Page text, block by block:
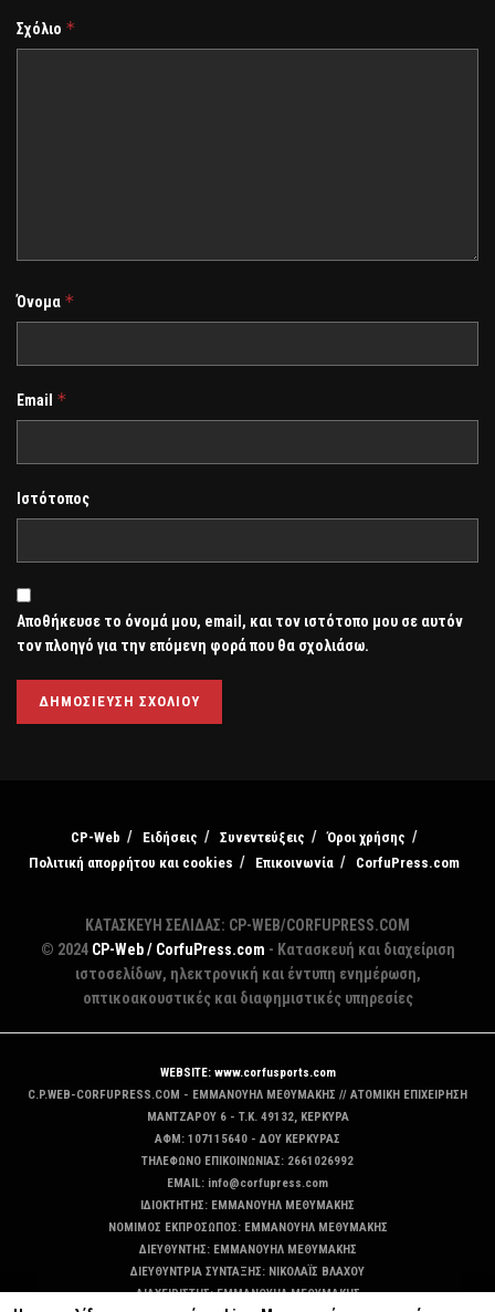
Σχόλιο *
Όνομα *
Email *
Ιστότοπος
Αποθήκευσε το όνομά μου, email, και τον ιστότοπο μου σε αυτόν
τον πλοηγό για την επόμενη φορά που θα σχολιάσω.
CP-Web Ειδήσεις Συνεντεύξεις
Όροι χρήσης
Πολιτική απορρήτου και cookies
Επικοινωνία CorfuPress.com
ΚΑΤΑΣΚΕΥΗ ΣΕΛΙΔΑΣ: CP-WEB/CORFUPRESS.COM
© 2024 CP-Web / CorfuPress.com - Κατασκευή και διαχείριση
ιστοσελίδων, ηλεκτρονική και έντυπη ενημέρωση,
οπτικοακουστικές και διαφημιστικές υπηρεσίες
WEBSITE: www.corfusports.com
C.P.WEB-CORFUPRESS.COM - ΕΜΜΑΝΟΥΗΛ ΜΕΘΥΜΑΚΗΣ // ΑΤΟΜΙΚΗ ΕΠΙΧΕΙΡΗΣΗ
MANTZAΡΟΥ 6 - T.K. 49132, ΚΕΡΚΥΡΑ
ΑΦΜ: 107115640 - ΔΟΥ ΚΕΡΚΥΡΑΣ
ΤΗΛΕΦΩΝΟ ΕΠΙΚΟΙΝΩΝΙΑΣ: 2661026992
EMAIL: info@corfupress.com
ΙΔΙΟΚΤΗΤΗΣ: EMMANOYΗΛ ΜΕΘΥΜΑΚΗΣ
ΝΟΜΙΜΟΣ ΕΚΠΡΟΣΩΠΟΣ: EMMANOYΗΛ ΜΕΘΥΜΑΚΗΣ
ΔΙΕΥΘΥΝΤΗΣ: EMMANOYΗΛ ΜΕΘΥΜΑΚΗΣ
ΔΙΕΥΘΥΝΤΡΙΑ ΣΥΝΤΑΞΗΣ: ΝΙΚΟΛΑΪΣ ΒΛΑΧΟΥ
ΔΙΑΧΕΙΡΙΣΤΗΣ: EMMANOYΗΛ ΜΕΘΥΜΑΚΗΣ